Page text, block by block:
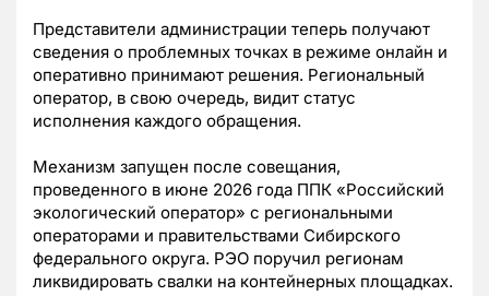
Представители администрации теперь получают
сведения о проблемных точках в режиме онлайн и
оперативно принимают решения. Региональный
оператор, в свою очередь, видит статус
исполнения каждого обращения.
Механизм запущен после совещания,
проведенного в июне 2026 года ППК «Российский
экологический оператор» с региональными
операторами и правительствами Сибирского
федерального округа. РЭО поручил регионам
ликвидировать свалки на контейнерных площадках.